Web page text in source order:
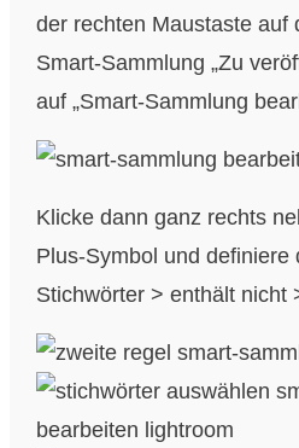
der rechten Maustaste auf
Smart-Sammlung „Zu
auf „Smart-Sammlung
Klicke dann ganz rechts
Plus-Symbol und definiere
Stichwörter > enthält nicht